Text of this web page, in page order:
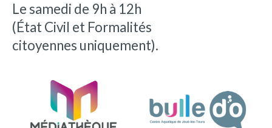
Le samedi de 9h à 12h
(État Civil et Formalités
citoyennes uniquement).